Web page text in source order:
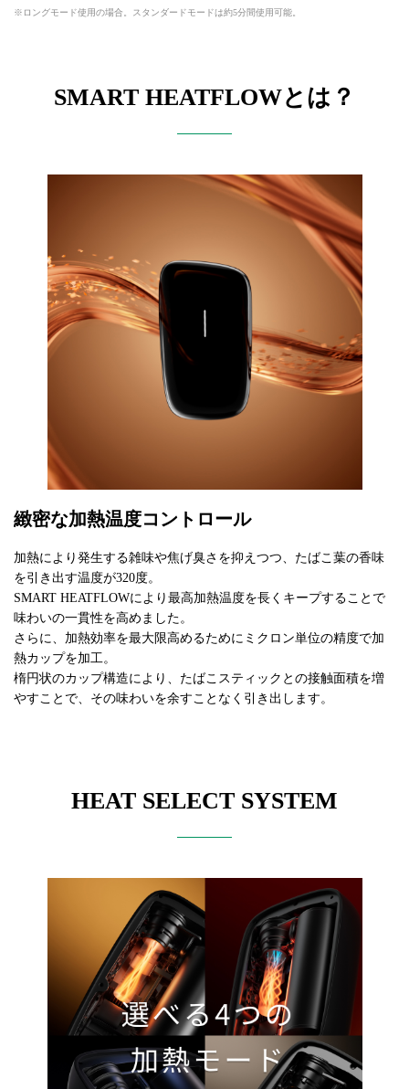
ロングモード使用の場合。スタンダードモードは約5分間使用可能。
SMART HEATFLOWとは？
緻密な加熱温度コントロール
加熱により発生する雑味や焦げ臭さを抑えつつ、たばこ葉の香味
を引き出す温度が320度。
SMART HEATFLOWにより最高加熱温度を長くキープすることで
味わいの一貫性を高めました。
さらに、加熱効率を最大限高めるためにミクロン単位の精度で加
熱カップを加工。
楕円状のカップ構造により、たばこスティックとの接触面積を増
やすことで、その味わいを余すことなく引き出します。
HEAT SELECT SYSTEM